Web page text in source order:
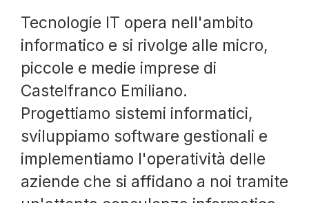
Tecnologie IT opera nell'ambito
informatico e si rivolge alle micro,
piccole e medie imprese di
Castelfranco Emiliano.
Progettiamo sistemi informatici,
sviluppiamo software gestionali e
implementiamo l'operatività delle
aziende che si affidano a noi tramite